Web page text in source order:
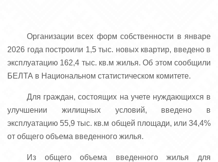
Организации всех форм собственности в январе
2026 года построили 1,5 тыс. новых квартир, введено в
эксплуатацию 162,4 тыс. кв.м жилья. Об этом сообщили
БЕЛТА в Национальном статистическом комитете.
Для граждан, состоящих на учете нуждающихся в
улучшении жилищных условий, введено в
эксплуатацию 55,9 тыс. кв.м общей площади, или 34,4%
от общего объема введенного жилья.
Из общего объема введенного жилья для